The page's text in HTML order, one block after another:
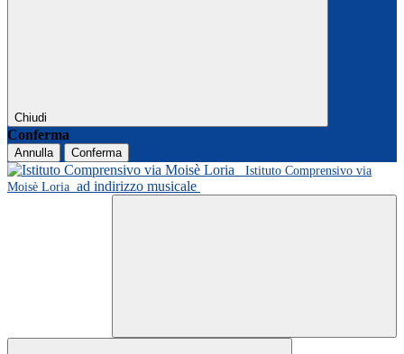
Chiudi
Conferma
Annulla
Conferma
Istituto Comprensivo via
Moisè Loria ad indirizzo musicale